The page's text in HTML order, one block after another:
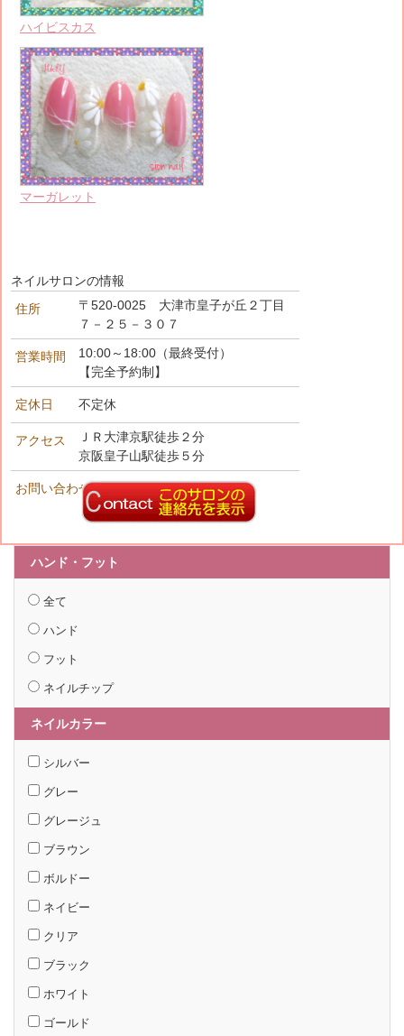
ハイビスカス
マーガレット
ネイルサロンの情報
住所
〒520-0025 大津市皇子が丘２丁目
７－２５－３０７
営業時間
10:00～18:00（最終受付）
【完全予約制】
定休日 不定休
アクセス
ＪＲ大津京駅徒歩２分
京阪皇子山駅徒歩５分
お問い合わせ先
ハンド・フット
全て
ハンド
フット
ネイルチップ
ネイルカラー
シルバー
グレー
グレージュ
ブラウン
ボルドー
ネイビー
クリア
ブラック
ホワイト
ゴールド